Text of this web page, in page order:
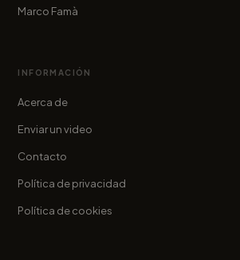
Marco Famà
INFORMACIÓN
Acerca de
Enviar un video
Contacto
Política de privacidad
Política de cookies